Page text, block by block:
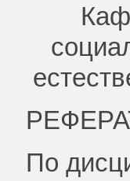
По